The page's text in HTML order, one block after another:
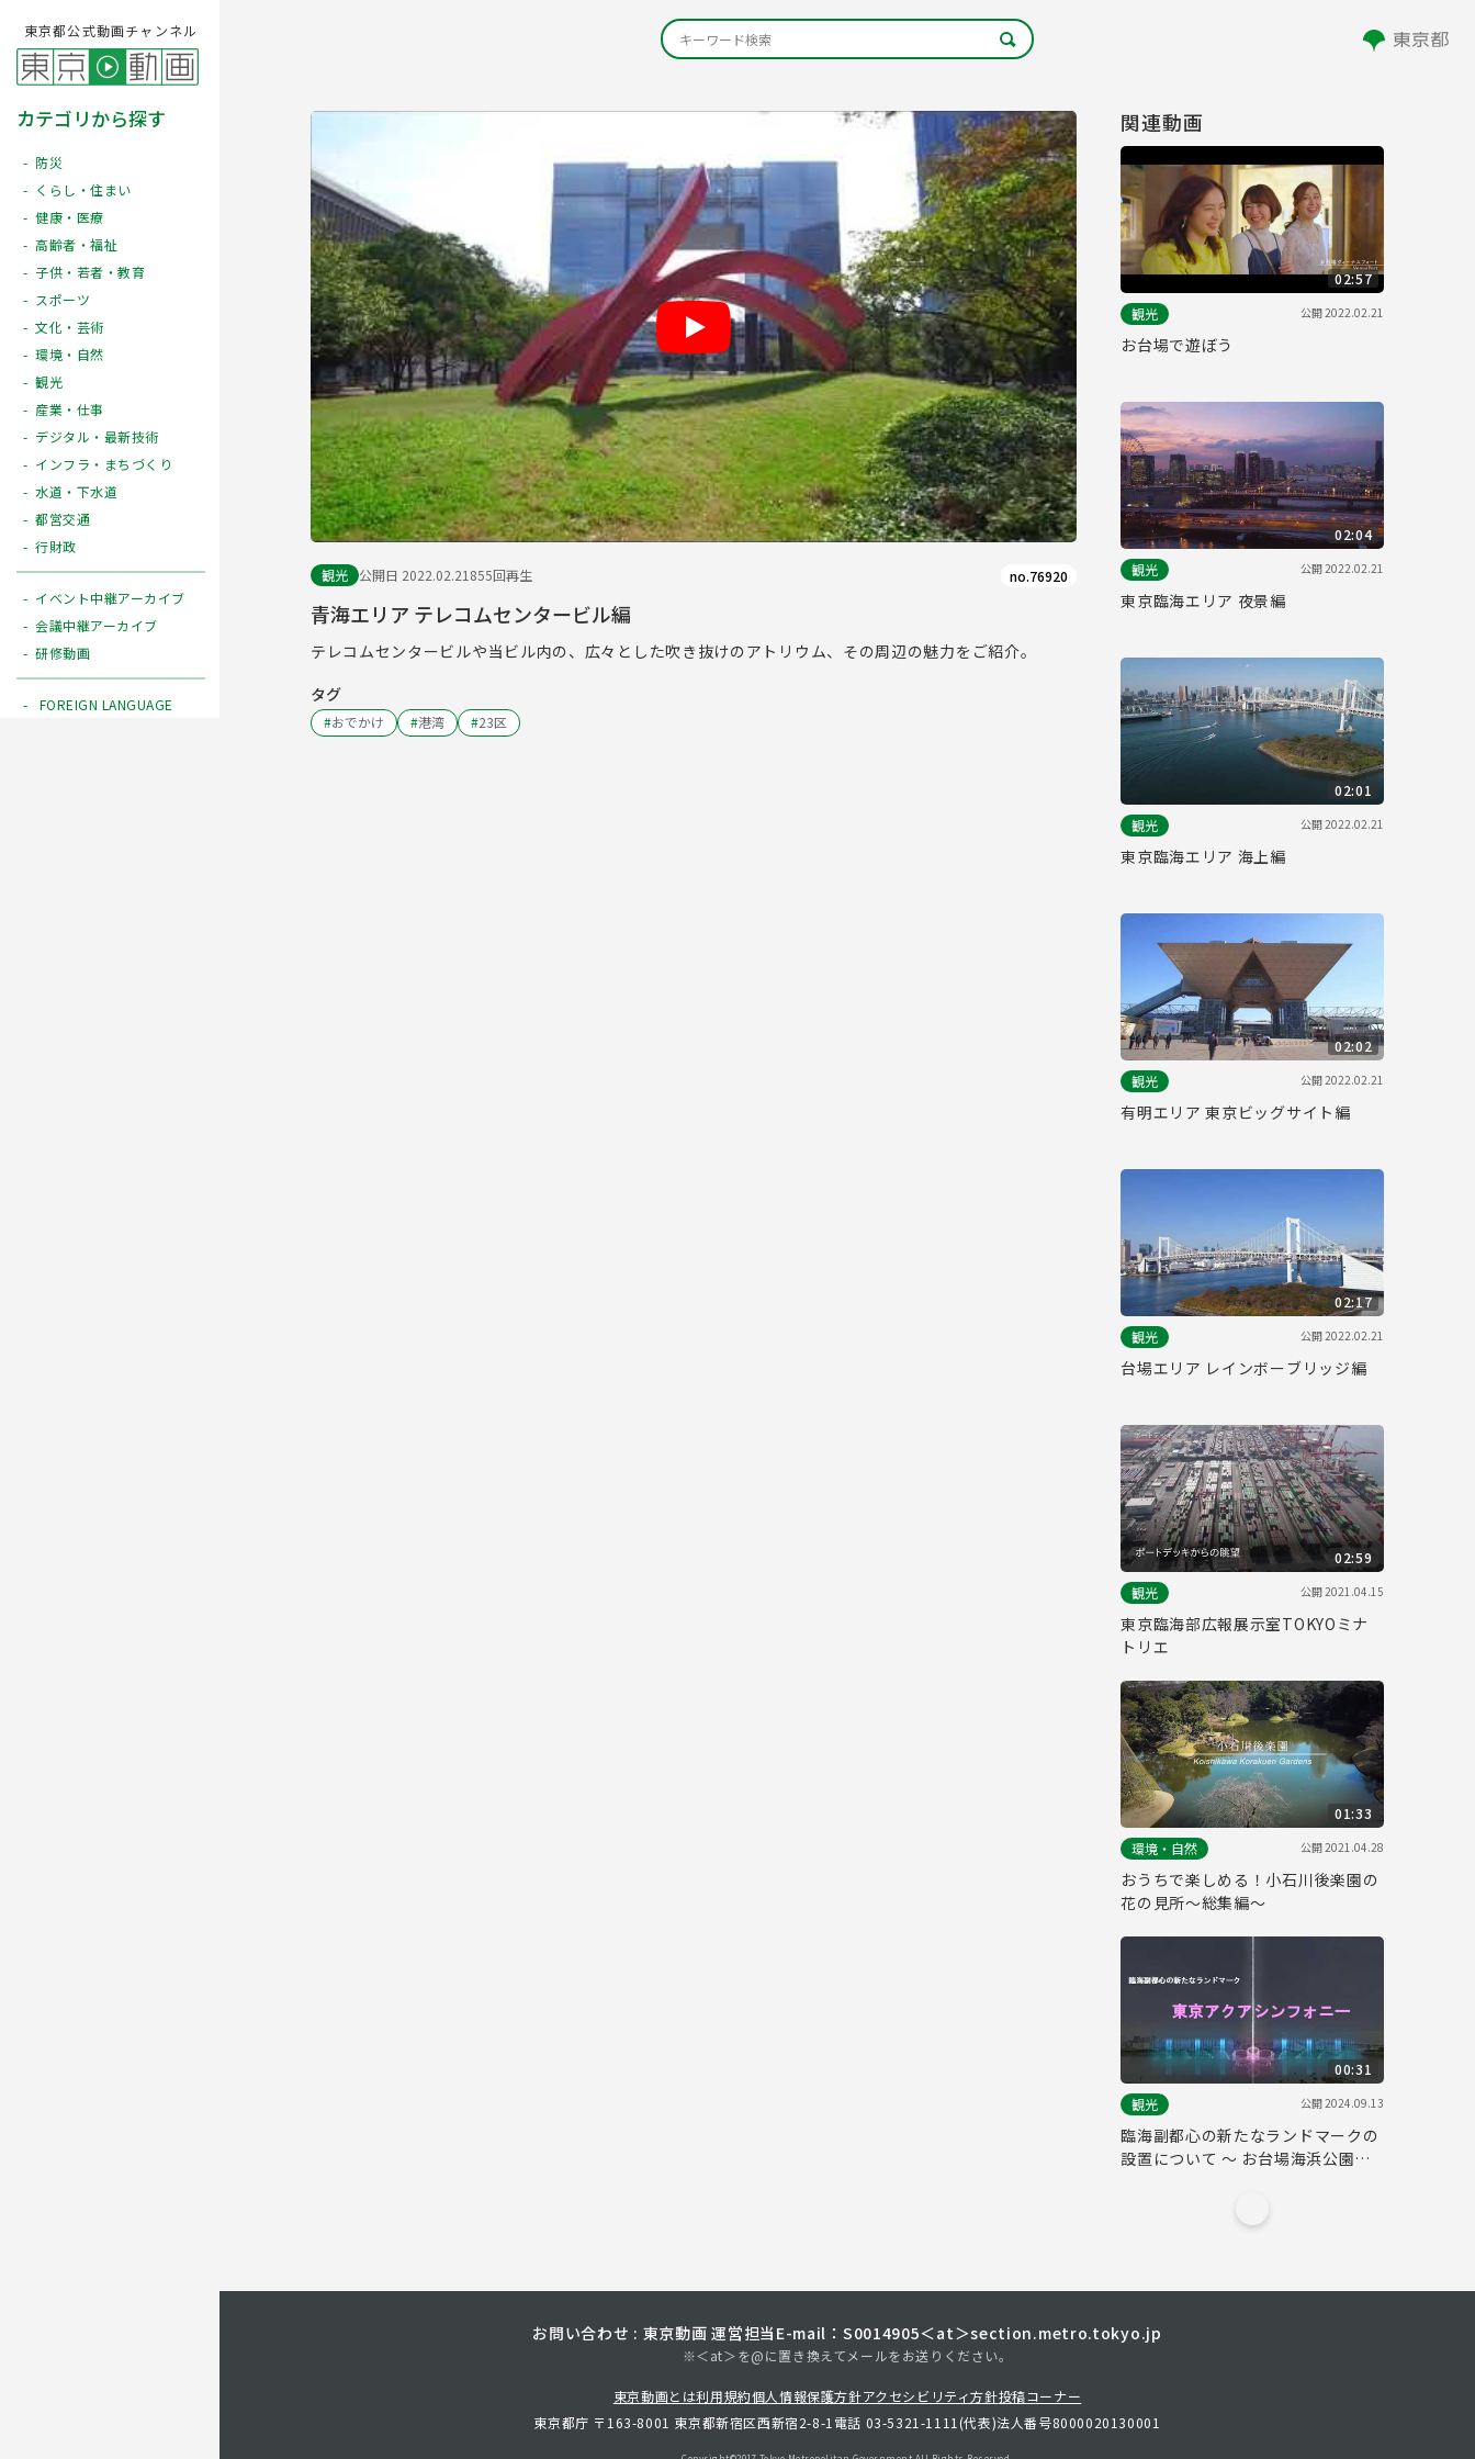
東京都公式動画チャンネル
カテゴリから探す
防災
くらし・住まい
健康・医療
高齢者・福祉
子供・若者・教育
スポーツ
文化・芸術
環境・自然
観光
産業・仕事
デジタル・最新技術
インフラ・まちづくり
水道・下水道
都営交通
行財政
イベント中継アーカイブ
会議中継アーカイブ
研修動画
FOREIGN LANGUAGE
Play
観光 公開日 2022.02.21 855回再生 no.76920
青海エリア テレコムセンタービル編
テレコムセンタービルや当ビル内の、広々とした吹き抜けのアトリウム、その周辺の魅力をご紹介。
タグ
#おでかけ #港湾 #23区
関連動画
02:57
観光
公開2022.02.21
お台場で遊ぼう
02:04
観光
公開2022.02.21
東京臨海エリア 夜景編
02:01
観光
公開2022.02.21
東京臨海エリア 海上編
02:02
観光
公開2022.02.21
有明エリア 東京ビッグサイト編
02:17
観光
公開2022.02.21
台場エリア レインボーブリッジ編
02:59
観光
公開2021.04.15
東京臨海部広報展示室TOKYOミナ
トリエ
01:33
環境・自然
公開2021.04.28
おうちで楽しめる！小石川後楽園の
花の見所～総集編～
00:31
観光
公開2024.09.13
臨海副都心の新たなランドマークの
設置について ～ お台場海浜公園に
お問い合わせ : 東京動画 運営担当 E-mail：S0014905＜at＞section.metro.tokyo.jp
※＜at＞を@に置き換えてメールをお送りください。
東京動画とは利用規約個人情報保護方針アクセシビリティ方針投稿コーナー
東京都庁 〒163-8001 東京都新宿区西新宿2-8-1 電話 03-5321-1111(代表)法人番号8000020130001